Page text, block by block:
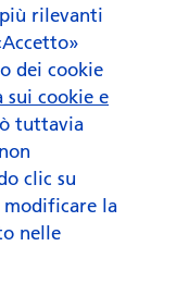
rilevanti
dei cookie
cookie e
tuttavia
clic su
modificare la
nelle